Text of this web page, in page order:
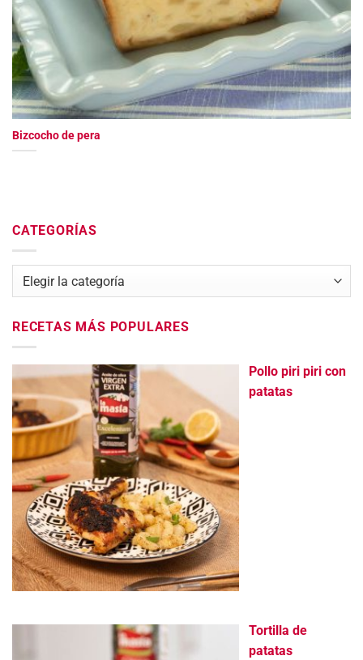
Bizcocho de pera
CATEGORÍAS
Categorías
RECETAS MÁS POPULARES
Pollo piri piri con
patatas
Tortilla de
patatas